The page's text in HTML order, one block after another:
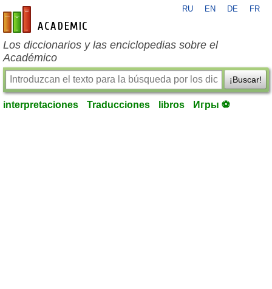
es-academic.com
RU EN DE FR
Los diccionarios y las enciclopedias sobre el
Académico
¡Buscar!
interpretaciones Traducciones libros Игры ⚽